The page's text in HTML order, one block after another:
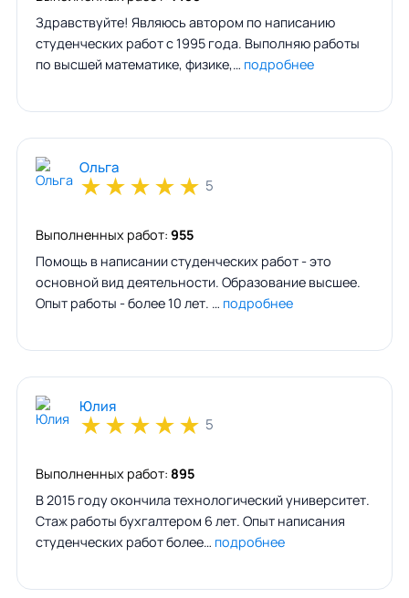
Здравствуйте! Являюсь автором по написанию
студенческих работ с 1995 года. Выполняю работы
по высшей математике, физике,… подробнее
Ольга
★★★★★ 5
Выполненных работ: 955
Помощь в написании студенческих работ - это
основной вид деятельности. Образование высшее.
Опыт работы - более 10 лет. … подробнее
Юлия
★★★★★ 5
Выполненных работ: 895
В 2015 году окончила технологический университет.
Стаж работы бухгалтером 6 лет. Опыт написания
студенческих работ более… подробнее